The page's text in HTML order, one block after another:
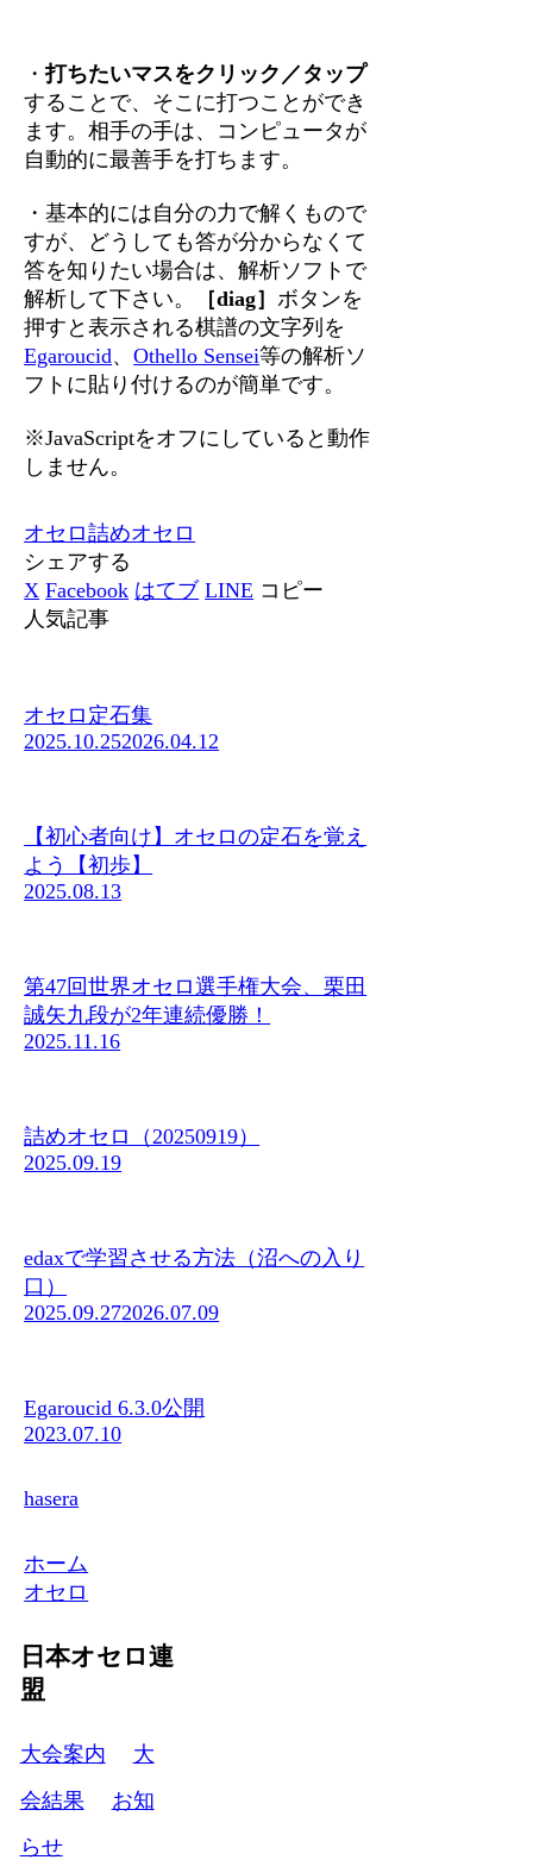
・打ちたいマスをクリック／タップ
することで、そこに打つことができ
ます。相手の手は、コンピュータが
自動的に最善手を打ちます。
・基本的には自分の力で解くもので
すが、どうしても答が分からなくて
答を知りたい場合は、解析ソフトで
解析して下さい。
［diag］ ボタンを
押すと表示される棋譜の文字列を
Egaroucid、Othello Sensei等の解析ソ
フトに貼り付けるのが簡単です。
※JavaScriptをオフにしていると動作
しません。
オセロ詰めオセロ
シェアする
X Facebook はてブ LINE コピー
人気記事
オセロ定石集
2025.10.252026.04.12
【初心者向け】オセロの定石を覚え
よう【初歩】
2025.08.13
第47回世界オセロ選手権大会、栗田
誠矢九段が2年連続優勝！
2025.11.16
詰めオセロ（20250919）
2025.09.19
edaxで学習させる方法（沼への入り
口）
2025.09.272026.07.09
Egaroucid 6.3.0公開
2023.07.10
hasera
ホーム
オセロ
日本オセロ連
盟
大会案内
大
会結果
お知
らせ